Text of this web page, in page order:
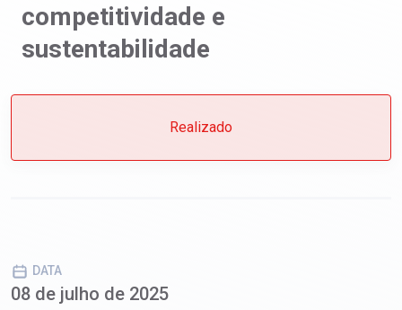
competitividade e
sustentabilidade
Realizado
DATA
08 de julho de 2025